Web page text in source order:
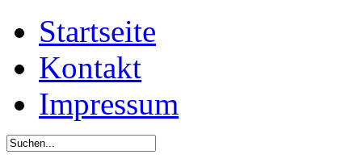
Startseite
Kontakt
Impressum